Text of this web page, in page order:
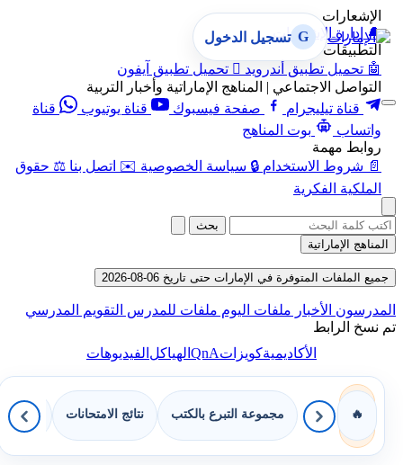
الإشعارات
🔔 إدارة الإشعارات
التطبيقات
🤖 تحميل تطبيق أندرويد  تحميل تطبيق آيفون
التواصل الاجتماعي | المناهج الإماراتية وأخبار التربية
قناة تيليجرام
صفحة فيسبوك قناة يوتيوب
قناة
واتساب
بوت المناهج
روابط مهمة
📄 شروط الاستخدام 🔒 سياسة الخصوصية ✉️ اتصل بنا ⚖️ حقوق
الملكية الفكرية
G تسجيل الدخول
بحث
المناهج الإماراتية
جميع الملفات المتوفرة في الإمارات حتى تاريخ 06-08-2026
المدرسون الأخبار ملفات اليوم ملفات للمدرس التقويم المدرسي
تم نسخ الرابط
الأكاديميةكويزاتQnAالهياكلالفيديوهات
🔥 مجموعة التبرع بالكتب نتائج الامتحانات